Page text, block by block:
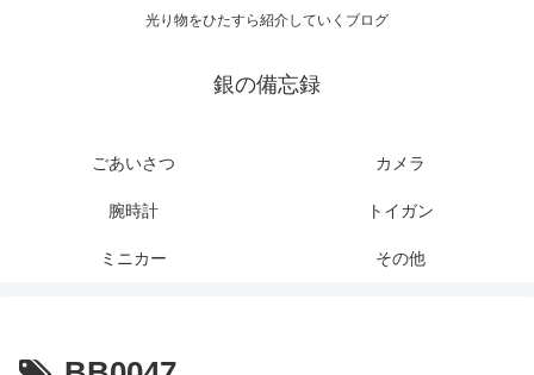
光り物をひたすら紹介していくブログ
銀の備忘録
ごあいさつ カメラ
腕時計 トイガン
ミニカー その他